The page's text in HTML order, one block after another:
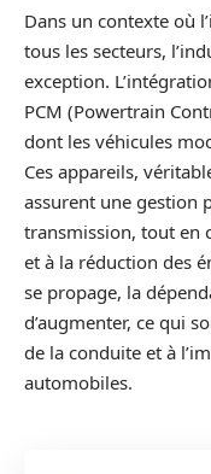
Dans un contexte où
tous les secteurs,
exception.
PCM (Powertrain
dont les véhicules
Ces appareils,
assurent une gestion
transmission, tout en
et à la réduction des
se propage, la
d’augmenter, ce qui
de la conduite et à
automobiles.